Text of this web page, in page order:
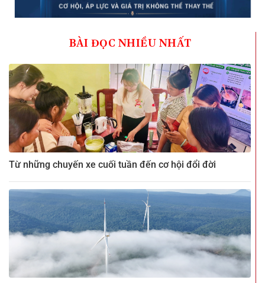
BÀI ĐỌC NHIỀU NHẤT
Từ những chuyến xe cuối tuần đến cơ hội đổi đời